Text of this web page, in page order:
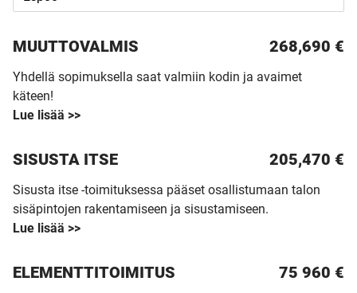
MUUTTO­VALMIS 268,690 €
Yhdellä sopimuksella saat valmiin kodin ja avaimet
käteen!
Lue lisää >>
SISUSTA ITSE 205,470 €
Sisusta itse -toimituksessa pääset osallistumaan talon
sisäpintojen rakentamiseen ja sisustamiseen.
Lue lisää >>
ELEMENTTITOIMITUS 75 960 €